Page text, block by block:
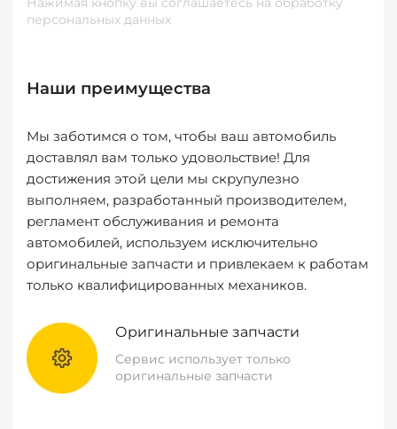
персональных данных
Наши преимущества
Мы заботимся о том, чтобы ваш автомобиль
доставлял вам только удовольствие! Для
достижения этой цели мы скрупулезно
выполняем, разработанный производителем,
регламент обслуживания и ремонта
автомобилей, используем исключительно
оригинальные запчасти и привлекаем к работам
только квалифицированных механиков.
Оригинальные запчасти
Сервис использует только
оригинальные запчасти